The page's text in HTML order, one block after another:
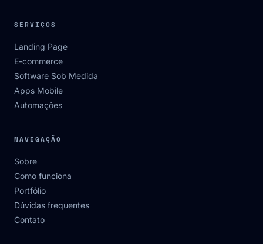
SERVIÇOS
Landing Page
E-commerce
Software Sob Medida
Apps Mobile
Automações
NAVEGAÇÃO
Sobre
Como funciona
Portfólio
Dúvidas frequentes
Contato